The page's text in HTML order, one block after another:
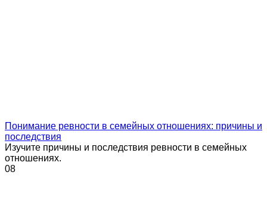
Понимание ревности в семейных отношениях: причины и
последствия
Изучите причины и последствия ревности в семейных
отношениях.
08